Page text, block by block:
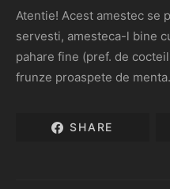
Atentie! Acest amestec se
servesti, amesteca-l bine
pahare fine (pref. de
frunze proaspete de menta.
SHARE